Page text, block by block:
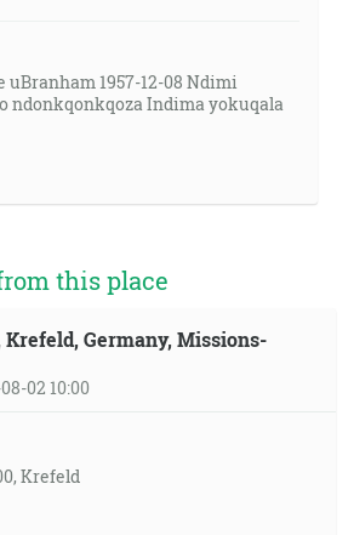
uBranham 1957-12-08 Ndimi
ndonkqonkqoza Indima yokuqala
this place
Krefeld, Germany, Missions-
02 10:00
Krefeld